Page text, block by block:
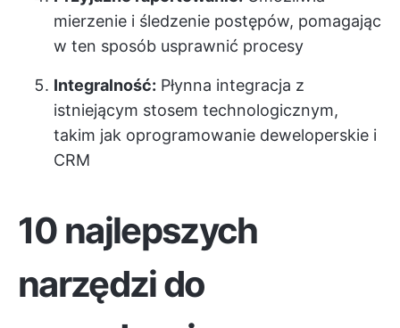
mierzenie i śledzenie postępów, pomagając
w ten sposób usprawnić procesy
Integralność: Płynna integracja z
istniejącym stosem technologicznym,
takim jak oprogramowanie deweloperskie i
CRM
10 najlepszych
narzędzi do